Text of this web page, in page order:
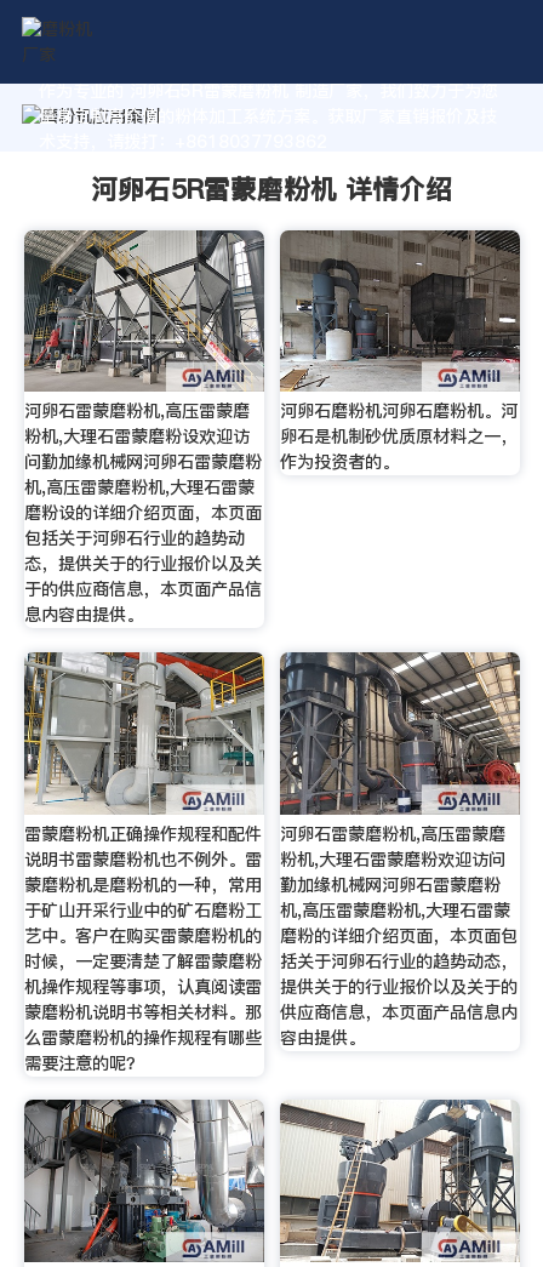
作为专业的 河卵石5R雷蒙磨粉机 制造厂家，我们致力于为您
量身定制高价值的粉体加工系统方案。获取厂家直销报价及技
河卵石5R雷蒙磨粉机 详情介绍
河卵石雷蒙磨粉机,高压雷蒙磨
粉机,大理石雷蒙磨粉设欢迎访
问勤加缘机械网河卵石雷蒙磨粉
机,高压雷蒙磨粉机,大理石雷蒙
磨粉设的详细介绍页面，本页面
包括关于河卵石行业的趋势动
态，提供关于的行业报价以及关
于的供应商信息，本页面产品信
息内容由提供。
河卵石磨粉机河卵石磨粉机。河
卵石是机制砂优质原材料之一，
作为投资者的。
雷蒙磨粉机正确操作规程和配件
说明书雷蒙磨粉机也不例外。雷
蒙磨粉机是磨粉机的一种，常用
于矿山开采行业中的矿石磨粉工
艺中。客户在购买雷蒙磨粉机的
时候，一定要清楚了解雷蒙磨粉
机操作规程等事项，认真阅读雷
蒙磨粉机说明书等相关材料。那
么雷蒙磨粉机的操作规程有哪些
需要注意的呢？
河卵石雷蒙磨粉机,高压雷蒙磨
粉机,大理石雷蒙磨粉欢迎访问
勤加缘机械网河卵石雷蒙磨粉
机,高压雷蒙磨粉机,大理石雷蒙
磨粉的详细介绍页面，本页面包
括关于河卵石行业的趋势动态，
提供关于的行业报价以及关于的
供应商信息，本页面产品信息内
容由提供。